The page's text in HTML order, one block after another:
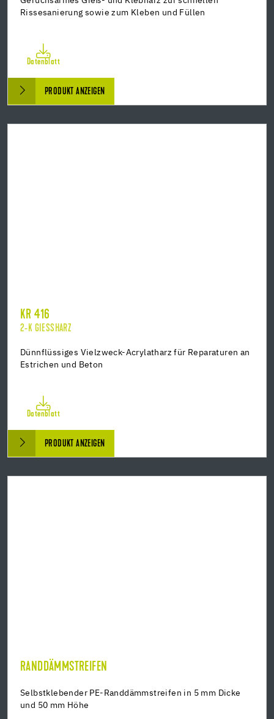
Rissesanierung sowie zum Kleben und Füllen
Datenblatt
PRODUKT ANZEIGEN
KR 416
2-K GIESSHARZ
Dünnflüssiges Vielzweck-Acrylatharz für Reparaturen an
Estrichen und Beton
Datenblatt
PRODUKT ANZEIGEN
RANDDÄMMSTREIFEN
Selbstklebender PE-Randdämmstreifen in 5 mm Dicke
und 50 mm Höhe